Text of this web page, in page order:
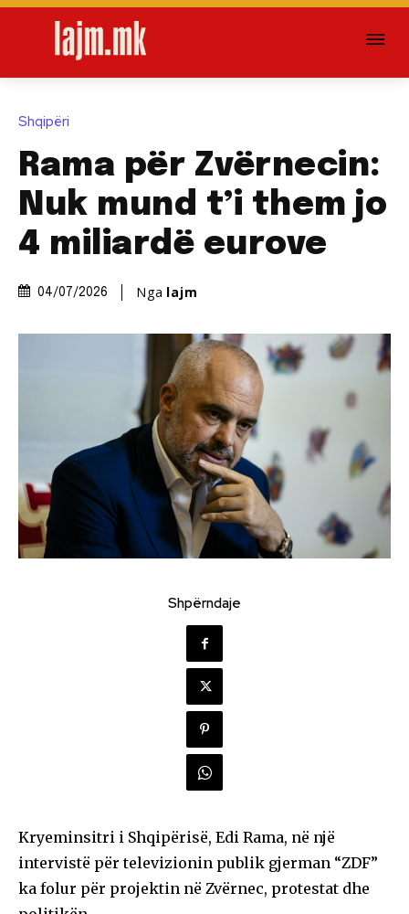
Shqipëri
Rama për Zvërnecin:
Nuk mund t’i them jo
4 miliardë eurove
04/07/2026 Nga lajm
Shpërndaje
Kryeminsitri i Shqipërisë, Edi Rama, në një
intervistë për televizionin publik gjerman “ZDF”
ka folur për projektin në Zvërnec, protestat dhe